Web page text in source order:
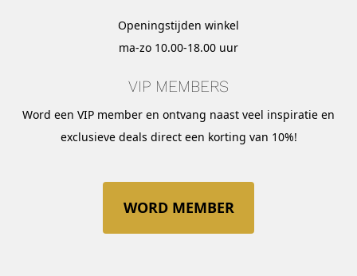
Openingstijden winkel
ma-zo 10.00-18.00 uur
VIP MEMBERS
Word een VIP member en ontvang naast veel inspiratie en
exclusieve deals direct een korting van 10%!
WORD MEMBER